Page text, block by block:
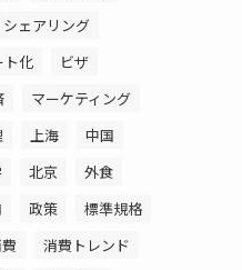
シェアリング
ト化
ビザ
マーケティング
上海
中国
北京
外食
政策
標準規格
消費トレンド